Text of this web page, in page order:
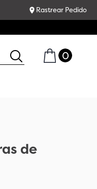
Rastrear Pedido
de